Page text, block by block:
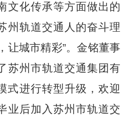
文化传承等方面做出的
州轨道交通人的奋斗理
让城市精彩”。金铭董事
苏州市轨道交通集团有
式进行转型升级，欢迎
业后加入苏州市轨道交